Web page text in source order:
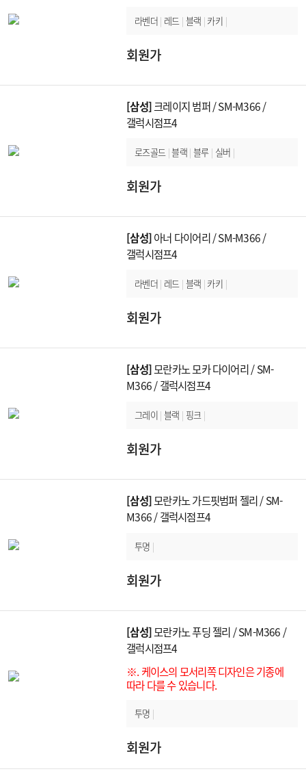
라벤더 | 레드 | 블랙 | 카키 |
회원가
[삼성]크레이지 범퍼 / SM-M366 /
갤럭시점프4
로즈골드 |블랙 | 블루 | 실버 |
회원가
[삼성]아너 다이어리 / SM-M366 /
갤럭시점프4
라벤더 | 레드 | 블랙 | 카키 |
회원가
[삼성]모란카노 모카 다이어리 / SM-
M366 / 갤럭시점프4
그레이 | 블랙 | 핑크 |
회원가
[삼성]모란카노 가드핏범퍼 젤리 / SM-
M366 / 갤럭시점프4
투명 |
회원가
[삼성]모란카노 푸딩 젤리 / SM-M366 /
갤럭시점프4
※. 케이스의 모서리쪽 디자인은 기종에
따라 다를 수 있습니다.
투명 |
회원가